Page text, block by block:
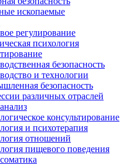
ископаемые
регулирование
психология
безопасность
и технологии
безопасность
различных отраслей
консультирование
и психотерапия
отношений
пищевого поведения